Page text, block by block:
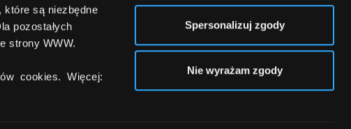
które są niezbędne
pozostałych
strony WWW.
cookies. Więcej:
Spersonalizuj zgody
Nie wyrażam zgody
S.A.
13
C)
konsultant@comperialead.pl